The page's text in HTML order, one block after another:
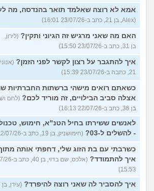
אמא לא רוצה שאלמד תואר בהנדסה, מה
(Alex, בן 21, כתב ב-23/07/26 16:01)
האם מה שאני מרגיש זה הגיוני ותקין? (לירון,
בן 31, כתב ב-23/07/26 15:50)
איך להתגבר על רצון לקשר לפני הזמן?
21, כתבה ב-23/07/26 15:39)
כשאתם רואים מישהי ברשתות החברתיות
אצלה סביב הבילויים, זה מוריד לכם? (לחם
בן 36, כתב ב-22/07/26 16:13)
לאנשים ששירתו בחיל הטנ"א, חימוש,
- להשלים ל-03?
(חימושניק, בן 19, כתב ב-22/07/26 16:04)
כשרבתי עם בת הזוג שלי, דחפתי אותה
איך להתמודד?
(אלכס, שם בדוי,
15:53)
איך להסביר לה שאני רוצה להיפרד?